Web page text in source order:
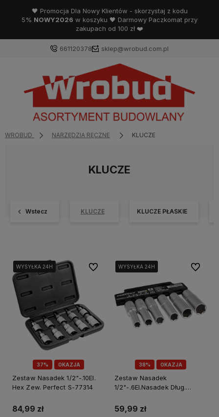
🖤 Promocja Dla Nowy Klientów - skorzystaj z kodu
5% NOWY2026 w koszyku 🖤 Darmowy Paczkomat przy
zakupach od 100 zł ❤️
661120378 sklep@wrobud.com.pl
WROBUD NARZĘDZIA RĘCZNE KLUCZE
KLUCZE
Wstecz KLUCZE KLUCZE PŁASKIE
37% OKAZJA
WYSYŁKA 24H
WYSYŁKA 24H
WYSYŁKA 24H
Zestaw Nasadek 1/2"-.10El.
Hex Zew. Perfect S-77314
84,99 zł
Do ulubionych
38% OKAZJA
WYSYŁKA 24H
WYSYŁKA 24H
WYSYŁKA 24H
Zestaw Nasadek
1/2"-.6El.Nasadek Dług.
59,99 zł
Do